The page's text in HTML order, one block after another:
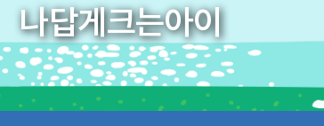
나답게크는아이